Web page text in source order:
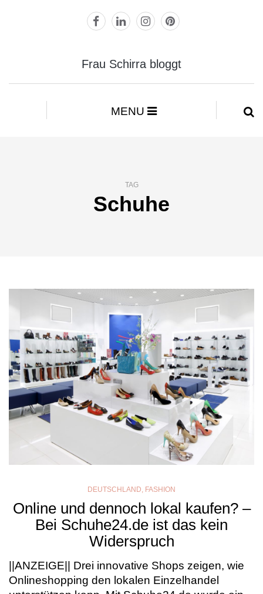
Frau Schirra bloggt
MENU
TAG
Schuhe
DEUTSCHLAND, FASHION
Online und dennoch lokal kaufen? –
Bei Schuhe24.de ist das kein
Widerspruch
||ANZEIGE|| Drei innovative Shops zeigen, wie
Onlineshopping den lokalen Einzelhandel